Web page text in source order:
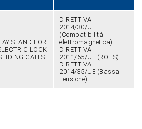
STAND FOR
LOCK
GATES
DIRETTIVA
2014/30/UE
(Compatibilità
elettromagnetica)
DIRETTIVA
2011/65/UE (ROHS)
DIRETTIVA
2014/35/UE (Bassa
Tensione)